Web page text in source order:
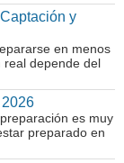
y
en menos
real depende del
es muy
preparado en